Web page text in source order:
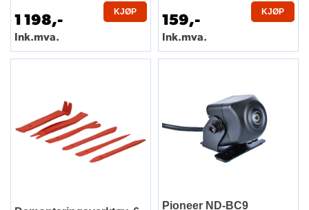
1 198,-
Ink.mva.
KJØP 159,-
Ink.mva.
KJØP
Pioneer ND-BC9